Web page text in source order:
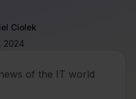
Ciolek
2024
of the IT world